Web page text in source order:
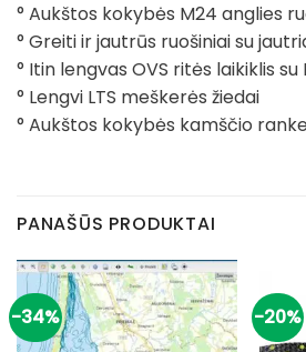
° Aukštos kokybės M24 anglies
° Greiti ir jautrūs ruošiniai su
° Itin lengvas OVS ritės laikiklis
° Lengvi LTS meškerės žiedai
° Aukštos kokybės kamščio
PANAŠŪS PRODUKTAI
-34% -20%